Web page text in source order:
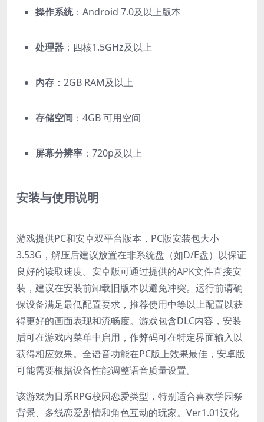
操作系统：Android 7.0及以上版本
处理器 ：四核1.5GHz及以上
内存 ：2GB RAM及以上
存储空间 ：4GB 可用空间
屏幕分辨率 ：720p及以上
安装与使用说明
游戏提供PC和安卓双平台版本，PC版安装包大小
3.53G，解压后建议放置在非系统盘（如D/E盘）以保证
良好的读取速度。安卓版可通过提供的APK文件直接安
装，建议在安装前卸载旧版本以避免冲突。运行前请确
保设备满足最低配置要求，推荐使用中等以上配置以获
得更好的画面表现和流畅度。游戏包含DLC内容，安装
后可在游戏内菜单中启用，作弊码可在特定界面输入以
获得相应效果。全语音功能在PC版上效果最佳，安卓版
可能需要根据设备性能调整语音质量设置。
该游戏为日系RPG校园恋爱类型，特别适合喜欢学园祭
背景、多线恋爱剧情和角色互动的玩家。Ver1.01汉化